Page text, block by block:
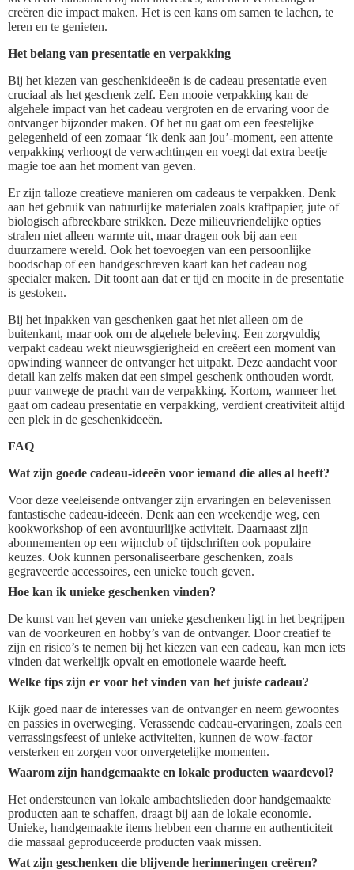
creëren die impact maken. Het is een kans om samen te lachen, te
leren en te genieten.
Het belang van presentatie en verpakking
Bij het kiezen van geschenkideeën is de cadeau presentatie even
cruciaal als het geschenk zelf. Een mooie verpakking kan de
algehele impact van het cadeau vergroten en de ervaring voor de
ontvanger bijzonder maken. Of het nu gaat om een feestelijke
gelegenheid of een zomaar ‘ik denk aan jou’-moment, een attente
verpakking verhoogt de verwachtingen en voegt dat extra beetje
magie toe aan het moment van geven.
Er zijn talloze creatieve manieren om cadeaus te verpakken. Denk
aan het gebruik van natuurlijke materialen zoals kraftpapier, jute of
biologisch afbreekbare strikken. Deze milieuvriendelijke opties
stralen niet alleen warmte uit, maar dragen ook bij aan een
duurzamere wereld. Ook het toevoegen van een persoonlijke
boodschap of een handgeschreven kaart kan het cadeau nog
specialer maken. Dit toont aan dat er tijd en moeite in de presentatie
is gestoken.
Bij het inpakken van geschenken gaat het niet alleen om de
buitenkant, maar ook om de algehele beleving. Een zorgvuldig
verpakt cadeau wekt nieuwsgierigheid en creëert een moment van
opwinding wanneer de ontvanger het uitpakt. Deze aandacht voor
detail kan zelfs maken dat een simpel geschenk onthouden wordt,
puur vanwege de pracht van de verpakking. Kortom, wanneer het
gaat om cadeau presentatie en verpakking, verdient creativiteit altijd
een plek in de geschenkideeën.
FAQ
Wat zijn goede cadeau-ideeën voor iemand die alles al heeft?
Voor deze veeleisende ontvanger zijn ervaringen en belevenissen
fantastische cadeau-ideeën. Denk aan een weekendje weg, een
kookworkshop of een avontuurlijke activiteit. Daarnaast zijn
abonnementen op een wijnclub of tijdschriften ook populaire
keuzes. Ook kunnen personaliseerbare geschenken, zoals
gegraveerde accessoires, een unieke touch geven.
Hoe kan ik unieke geschenken vinden?
De kunst van het geven van unieke geschenken ligt in het begrijpen
van de voorkeuren en hobby’s van de ontvanger. Door creatief te
zijn en risico’s te nemen bij het kiezen van een cadeau, kan men iets
vinden dat werkelijk opvalt en emotionele waarde heeft.
Welke tips zijn er voor het vinden van het juiste cadeau?
Kijk goed naar de interesses van de ontvanger en neem gewoontes
en passies in overweging. Verassende cadeau-ervaringen, zoals een
verrassingsfeest of unieke activiteiten, kunnen de wow-factor
versterken en zorgen voor onvergetelijke momenten.
Waarom zijn handgemaakte en lokale producten waardevol?
Het ondersteunen van lokale ambachtslieden door handgemaakte
producten aan te schaffen, draagt bij aan de lokale economie.
Unieke, handgemaakte items hebben een charme en authenticiteit
die massaal geproduceerde producten vaak missen.
Wat zijn geschenken die blijvende herinneringen creëren?